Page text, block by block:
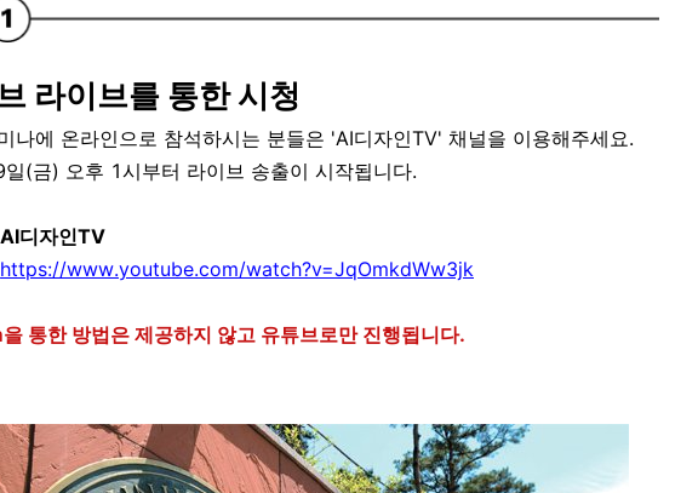
라이브를 통한 시청
나에 온라인으로 참석하시는 분들은 'AI디자인TV' 채널을 이용해주세요.
(금) 오후 1시부터 라이브 송출이 시작됩니다.
디자인TV
https://www.youtube.com/watch?v=JqOmkdWw3jk
통한 방법은 제공하지 않고 유튜브로만 진행됩니다.